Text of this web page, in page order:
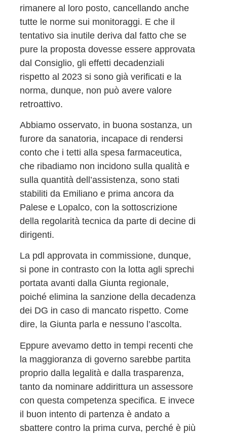
rimanere al loro posto, cancellando anche
tutte le norme sui monitoraggi. E che il
tentativo sia inutile deriva dal fatto che se
pure la proposta dovesse essere approvata
dal Consiglio, gli effetti decadenziali
rispetto al 2023 si sono già verificati e la
norma, dunque, non può avere valore
retroattivo.
Abbiamo osservato, in buona sostanza, un
furore da sanatoria, incapace di rendersi
conto che i tetti alla spesa farmaceutica,
che ribadiamo non incidono sulla qualità e
sulla quantità dell’assistenza, sono stati
stabiliti da Emiliano e prima ancora da
Palese e Lopalco, con la sottoscrizione
della regolarità tecnica da parte di decine di
dirigenti.
La pdl approvata in commissione, dunque,
si pone in contrasto con la lotta agli sprechi
portata avanti dalla Giunta regionale,
poiché elimina la sanzione della decadenza
dei DG in caso di mancato rispetto. Come
dire, la Giunta parla e nessuno l’ascolta.
Eppure avevamo detto in tempi recenti che
la maggioranza di governo sarebbe partita
proprio dalla legalità e dalla trasparenza,
tanto da nominare addirittura un assessore
con questa competenza specifica. E invece
il buon intento di partenza è andato a
sbattere contro la prima curva, perché è più